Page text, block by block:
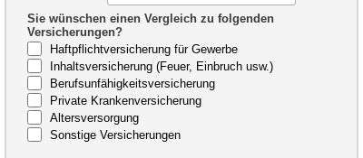
Sie wünschen einen Vergleich zu folgenden
Versicherungen?
Haftpflichtversicherung für Gewerbe
Inhaltsversicherung (Feuer, Einbruch usw.)
Berufsunfähigkeitsversicherung
Private Krankenversicherung
Altersversorgung
Sonstige Versicherungen